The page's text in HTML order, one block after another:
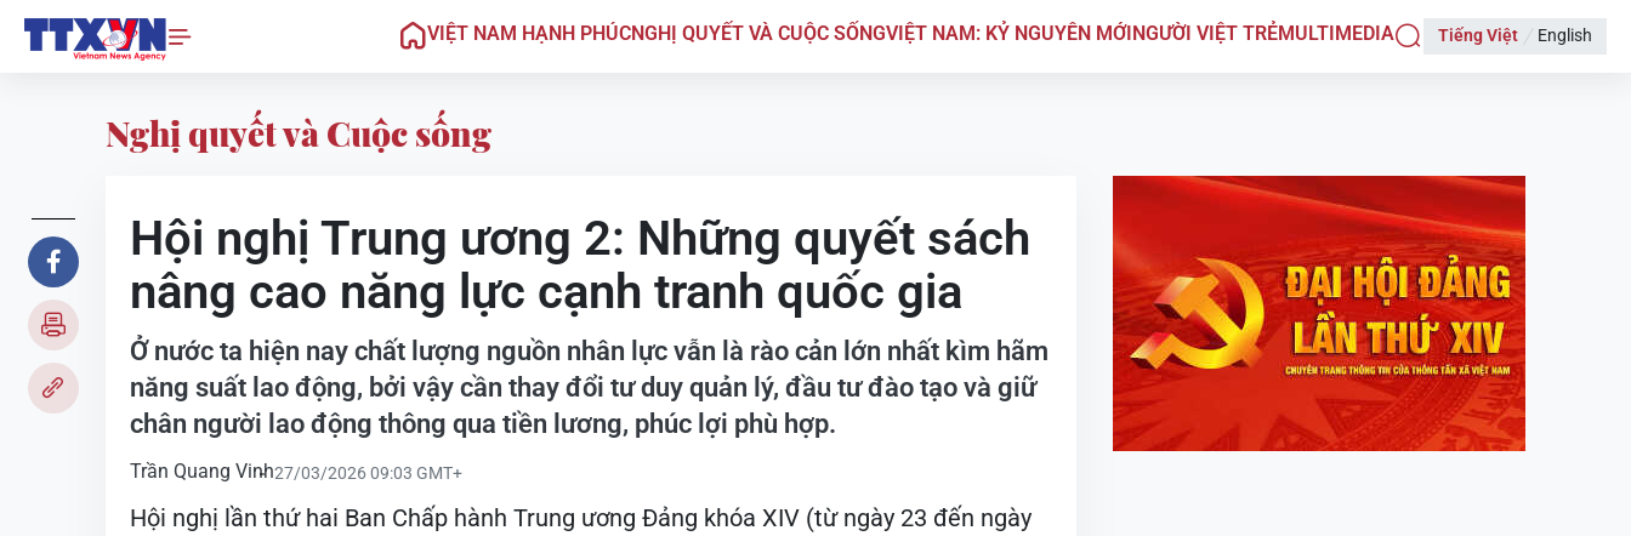
VIỆT NAM HẠNH PHÚCNGHỊ QUYẾT VÀ CUỘC SỐNGVIỆT NAM: KỶ NGUYÊN MỚINGƯỜI VIỆT TRẺMULTIMEDIA Tiếng Việt English
Nghị quyết và Cuộc sống
Hội nghị Trung ương 2: Những quyết sách
nâng cao năng lực cạnh tranh quốc gia
Ở nước ta hiện nay chất lượng nguồn nhân lực vẫn là rào cản lớn nhất kìm hãm
năng suất lao động, bởi vậy cần thay đổi tư duy quản lý, đầu tư đào tạo và giữ
chân người lao động thông qua tiền lương, phúc lợi phù hợp.
Trần Quang Vinh27/03/2026 09:03 GMT+
Hội nghị lần thứ hai Ban Chấp hành Trung ương Đảng khóa XIV (từ ngày 23 đến ngày